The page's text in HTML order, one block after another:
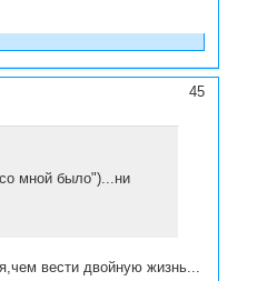
45
мной было")...ни
вести двойную жизнь...